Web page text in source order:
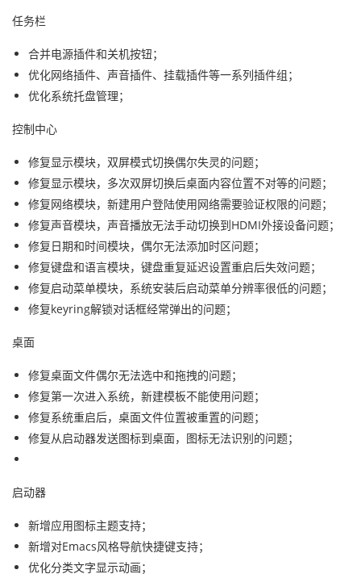
任务栏
合并电源插件和关机按钮；
优化网络插件、声音插件、挂载插件等一系列插件组；
优化系统托盘管理；
控制中心
修复显示模块，双屏模式切换偶尔失灵的问题；
修复显示模块，多次双屏切换后桌面内容位置不对等的问题；
修复网络模块，新建用户登陆使用网络需要验证权限的问题；
修复声音模块，声音播放无法手动切换到HDMI外接设备问题；
修复日期和时间模块，偶尔无法添加时区问题；
修复键盘和语言模块，键盘重复延迟设置重启后失效问题；
修复启动菜单模块，系统安装后启动菜单分辨率很低的问题；
修复keyring解锁对话框经常弹出的问题；
桌面
修复桌面文件偶尔无法选中和拖拽的问题；
修复第一次进入系统，新建模板不能使用问题；
修复系统重启后，桌面文件位置被重置的问题；
修复从启动器发送图标到桌面，图标无法识别的问题；
启动器
新增应用图标主题支持；
新增对Emacs风格导航快捷键支持；
优化分类文字显示动画；